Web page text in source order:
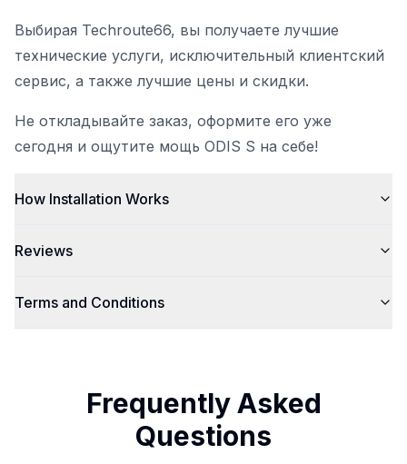
Выбирая Techroute66, вы получаете лучшие
технические услуги, исключительный клиентский
сервис, а также лучшие цены и скидки.
Не откладывайте заказ, оформите его уже
сегодня и ощутите мощь ODIS S на себе!
How Installation Works
Reviews
Terms and Conditions
Frequently Asked
Questions